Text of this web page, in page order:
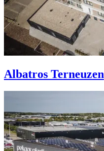
Albatros Terneuzen